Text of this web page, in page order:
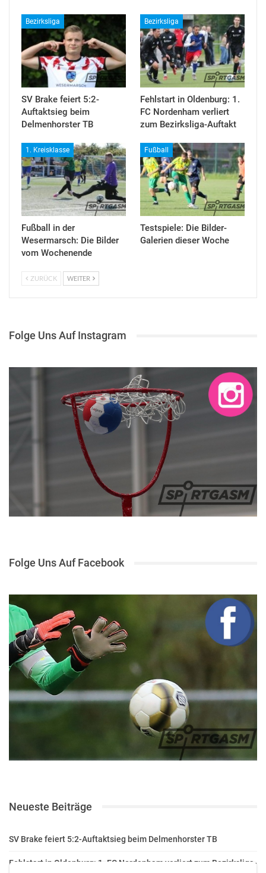
Bezirksliga
SV Brake feiert 5:2-
Auftaktsieg beim
Delmenhorster TB
Bezirksliga
Fehlstart in Oldenburg: 1.
FC Nordenham verliert
zum Bezirksliga-Auftakt
1. Kreisklasse
Fußball in der
Wesermarsch: Die Bilder
vom Wochenende
Fußball
Testspiele: Die Bilder-
Galerien dieser Woche
ZURÜCK WEITER
Folge Uns Auf Instagram
Folge Uns Auf Facebook
Neueste Beiträge
SV Brake feiert 5:2-Auftaktsieg beim Delmenhorster TB
Fehlstart in Oldenburg: 1. FC Nordenham verliert zum Bezirksliga-